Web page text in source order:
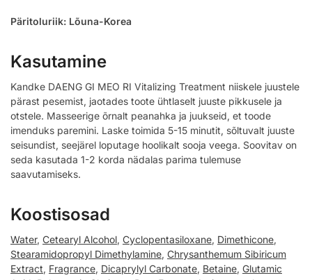
Päritoluriik: Lõuna-Korea
Kasutamine
Kandke DAENG GI MEO RI Vitalizing Treatment niiskele juustele
pärast pesemist, jaotades toote ühtlaselt juuste pikkusele ja
otstele. Masseerige õrnalt peanahka ja juukseid, et toode
imenduks paremini. Laske toimida 5-15 minutit, sõltuvalt juuste
seisundist, seejärel loputage hoolikalt sooja veega. Soovitav on
seda kasutada 1-2 korda nädalas parima tulemuse
saavutamiseks.
Koostisosad
Water, Cetearyl Alcohol, Cyclopentasiloxane, Dimethicone,
Stearamidopropyl Dimethylamine, Chrysanthemum Sibiricum
Extract, Fragrance, Dicaprylyl Carbonate, Betaine, Glutamic